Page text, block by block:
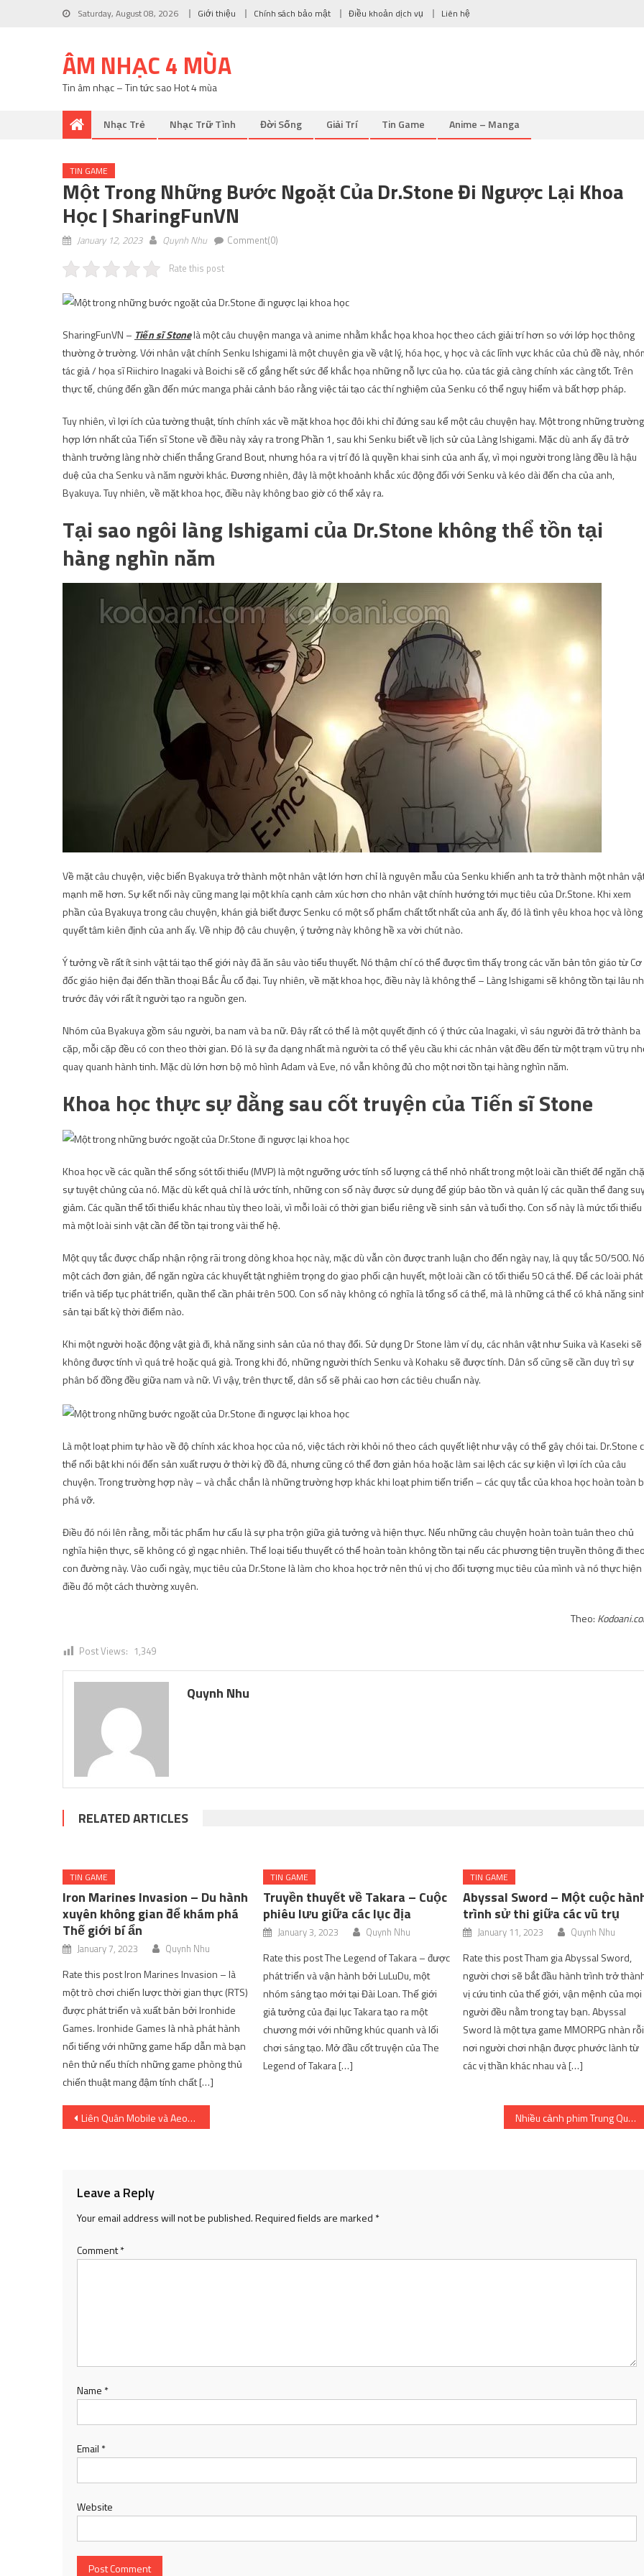
Saturday, August 08, 2026 Giới thiệu Chính sách bảo mật Điều khoản dịch vụ Liên hệ
ÂM NHẠC 4 MÙA
Tin âm nhạc – Tin tức sao Hot 4 mùa
Nhạc Trẻ Nhạc Trữ Tình Đời Sống Giải Trí Tin Game Anime – Manga
TIN GAME
Một Trong Những Bước Ngoặt Của Dr.Stone Đi Ngược Lại Khoa
Học | SharingFunVN
January 12, 2023 Quynh Nhu Comment(0)
Rate this post
SharingFunVN – Tiến sĩ Stonelà một câu chuyện manga và anime nhằm khắc họa khoa học theo cách giải trí hơn so với lớp học thông
thường ở trường. Với nhân vật chính Senku Ishigami là một chuyên gia về vật lý, hóa học, y học và các lĩnh vực khác của chủ đề này,
tác giả / họa sĩ Riichiro Inagaki và Boichi sẽ cố gắng hết sức để khắc họa những nỗ lực của họ. của tác giả càng chính xác càng tốt. Trên
thực tế, chúng đến gần đến mức manga phải cảnh báo rằng việc tái tạo các thí nghiệm của Senku có thể nguy hiểm và bất hợp pháp.
Tuy nhiên, vì lợi ích của tường thuật, tính chính xác về mặt khoa học đôi khi chỉ đứng sau kể một câu chuyện hay. Một trong những trường
hợp lớn nhất của Tiến sĩ Stone về điều này xảy ra trong Phần 1, sau khi Senku biết về lịch sử của Làng Ishigami. Mặc dù anh ấy đã trở
thành trưởng làng nhờ chiến thắng Grand Bout, nhưng hóa ra vị trí đó là quyền khai sinh của anh ấy, vì mọi người trong làng đều là hậu
duệ của cha Senku và năm người khác. Đương nhiên, đây là một khoảnh khắc xúc động đối với Senku và kéo dài đến cha của anh,
Byakuya. Tuy nhiên, về mặt khoa học, điều này không bao giờ có thể xảy ra.
Tại sao ngôi làng Ishigami của Dr.Stone không thể tồn tại
hàng nghìn năm
Về mặt câu chuyện, việc biến Byakuya trở thành một nhân vật lớn hơn chỉ là nguyên mẫu của Senku khiến anh ta trở thành một nhân
mạnh mẽ hơn. Sự kết nối này cũng mang lại một khía cạnh cảm xúc hơn cho nhân vật chính hướng tới mục tiêu của Dr.Stone. Khi xem
phần của Byakuya trong câu chuyện, khán giả biết được Senku có một số phẩm chất tốt nhất của anh ấy, đó là tình yêu khoa học và lòng
quyết tâm kiên định của anh ấy. Về nhịp độ câu chuyện, ý tưởng này không hề xa vời chút nào.
Ý tưởng về rất ít sinh vật tái tạo thế giới này đã ăn sâu vào tiểu thuyết. Nó thậm chí có thể được tìm thấy trong các văn bản tôn giáo từ Cơ
đốc giáo hiện đại đến thần thoại Bắc Âu cổ đại. Tuy nhiên, về mặt khoa học, điều này là không thể – Làng Ishigami sẽ không tồn tại lâu
trước đây với rất ít người tạo ra nguồn gen.
Nhóm của Byakuya gồm sáu người, ba nam và ba nữ. Đây rất có thể là một quyết định có ý thức của Inagaki, vì sáu người đã trở thành ba
cặp, mỗi cặp đều có con theo thời gian. Đó là sự đa dạng nhất mà người ta có thể yêu cầu khi các nhân vật đều đến từ một trạm vũ trụ
quay quanh hành tinh. Mặc dù lớn hơn bộ mô hình Adam và Eve, nó vẫn không đủ cho một nơi tồn tại hàng nghìn năm.
Khoa học thực sự đằng sau cốt truyện của Tiến sĩ Stone
Khoa học về các quần thể sống sót tối thiểu (MVP) là một ngưỡng ước tính số lượng cá thể nhỏ nhất trong một loài cần thiết để ngăn
sự tuyệt chủng của nó. Mặc dù kết quả chỉ là ước tính, những con số này được sử dụng để giúp bảo tồn và quản lý các quần thể đang
giảm. Các quần thể tối thiểu khác nhau tùy theo loài, vì mỗi loài có thời gian biểu riêng về sinh sản và tuổi thọ. Con số này là mức tối thiểu
mà một loài sinh vật cần để tồn tại trong vài thế hệ.
Một quy tắc được chấp nhận rộng rãi trong dòng khoa học này, mặc dù vẫn còn được tranh luận cho đến ngày nay, là quy tắc 50/500.
một cách đơn giản, để ngăn ngừa các khuyết tật nghiêm trọng do giao phối cận huyết, một loài cần có tối thiểu 50 cá thể. Để các loài phát
triển và tiếp tục phát triển, quần thể cần phải trên 500. Con số này không có nghĩa là tổng số cá thể, mà là những cá thể có khả năng
sản tại bất kỳ thời điểm nào.
Khi một người hoặc động vật già đi, khả năng sinh sản của nó thay đổi. Sử dụng Dr Stone làm ví dụ, các nhân vật như Suika và Kaseki sẽ
không được tính vì quá trẻ hoặc quá già. Trong khi đó, những người thích Senku và Kohaku sẽ được tính. Dân số cũng sẽ cần duy trì sự
phân bố đồng đều giữa nam và nữ. Vì vậy, trên thực tế, dân số sẽ phải cao hơn các tiêu chuẩn này.
Là một loạt phim tự hào về độ chính xác khoa học của nó, việc tách rời khỏi nó theo cách quyết liệt như vậy có thể gây chói tai. Dr.Stone
thể nổi bật khi nói đến sản xuất rượu ở thời kỳ đồ đá, nhưng cũng có thể đơn giản hóa hoặc làm sai lệch các sự kiện vì lợi ích của câu
chuyện. Trong trường hợp này – và chắc chắn là những trường hợp khác khi loạt phim tiến triển – các quy tắc của khoa học hoàn toàn
phá vỡ.
Điều đó nói lên rằng, mỗi tác phẩm hư cấu là sự pha trộn giữa giả tưởng và hiện thực. Nếu những câu chuyện hoàn toàn tuân theo chủ
nghĩa hiện thực, sẽ không có gì ngạc nhiên. Thể loại tiểu thuyết có thể hoàn toàn không tồn tại nếu các phương tiện truyền thông đi
con đường này. Vào cuối ngày, mục tiêu của Dr.Stone là làm cho khoa học trở nên thú vị cho đối tượng mục tiêu của mình và nó thực hiện
điều đó một cách thường xuyên.
Theo:
Post Views: 1,349
Quynh Nhu
RELATED ARTICLES
TIN GAME
Iron Marines Invasion – Du hành
xuyên không gian để khám phá
Thế giới bí ẩn
January 7, 2023 Quynh Nhu
Rate this post Iron Marines Invasion – là
một trò chơi chiến lược thời gian thực (RTS)
được phát triển và xuất bản bởi Ironhide
Games. Ironhide Games là nhà phát hành
nổi tiếng với những game hấp dẫn mà bạn
nên thử nếu thích những game phòng thủ
chiến thuật mang đậm tính chất […]
TIN GAME
Truyền thuyết về Takara – Cuộc
phiêu lưu giữa các lục địa
January 3, 2023 Quynh Nhu
Rate this post The Legend of Takara – được
phát triển và vận hành bởi LuLuDu, một
nhóm sáng tạo mới tại Đài Loan. Thế giới
giả tưởng của đại lục Takara tạo ra một
chương mới với những khúc quanh và lối
chơi sáng tạo. Mở đầu cốt truyện của The
Legend of Takara […]
TIN GAME
Abyssal Sword – Một cuộc
trình sử thi giữa các vũ trụ
January 11, 2023 Quynh Nhu
Rate this post Tham gia Abyssal Sword,
người chơi sẽ bắt đầu hành trình trở
vị cứu tinh của thế giới, vận mệnh của mọi
người đều nằm trong tay bạn. Abyssal
Sword là một tựa game MMORPG nhàn
nơi người chơi nhận được phước lành từ
các vị thần khác nhau và […]
Post
Liên Quân Mobile và Aeon Mall Bình Tân hợp tác tổ chức giải đấu sinh viên | SharingFunVN Nhiều cảnh phim Trung Quốc bị chê vô lý, khôi hài
Leave a Reply
Your email address will not be published.Required fields are marked *
Comment*
Name *
Email *
Website